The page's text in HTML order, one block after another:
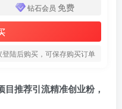
钻石会员 免费
陆后购买，可保存购买订单
推荐引流精准创业粉，